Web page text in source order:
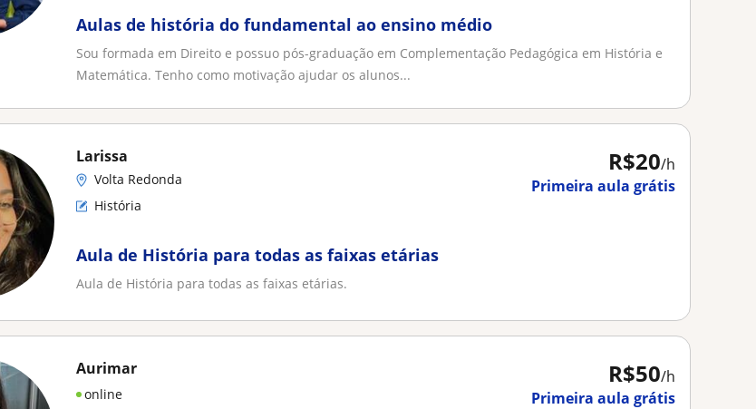
Aulas de história do fundamental ao ensino médio
Sou formada em Direito e possuo pós-graduação em Complementação Pedagógica em História e
Matemática. Tenho como motivação ajudar os alunos...
R$20/h
Primeira aula grátis
Larissa
Volta Redonda
História
Aula de História para todas as faixas etárias
Aula de História para todas as faixas etárias.
R$50/h
Primeira aula grátis
Aurimar
online